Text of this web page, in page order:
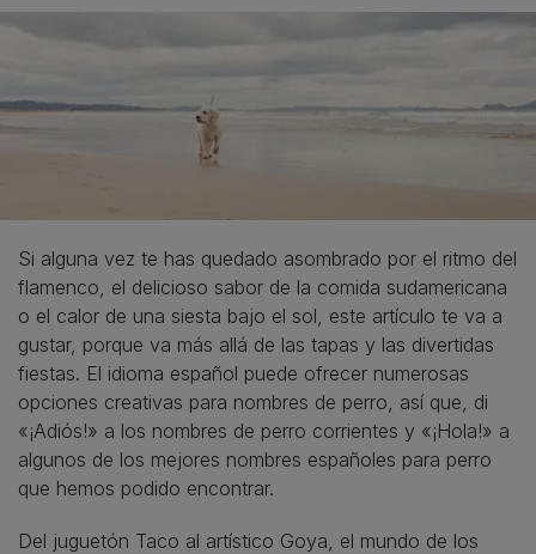
Si alguna vez te has quedado asombrado por el ritmo del
flamenco, el delicioso sabor de la comida sudamericana
o el calor de una siesta bajo el sol, este artículo te va a
gustar, porque va más allá de las tapas y las divertidas
fiestas. El idioma español puede ofrecer numerosas
opciones creativas para nombres de perro, así que, di
«¡Adiós!» a los nombres de perro corrientes y «¡Hola!» a
algunos de los mejores nombres españoles para perro
que hemos podido encontrar.
Del juguetón Taco al artístico Goya, el mundo de los